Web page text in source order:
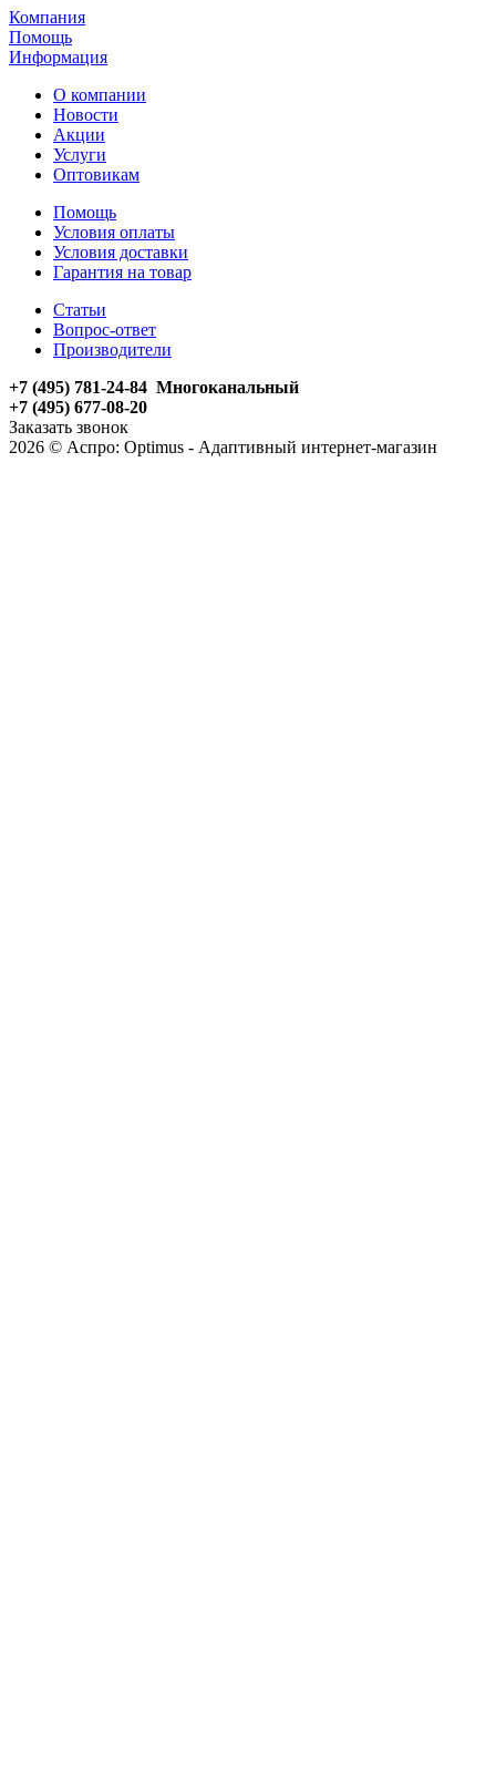
Компания
Помощь
Информация
О компании
Новости
Акции
Услуги
Оптовикам
Помощь
Условия оплаты
Условия доставки
Гарантия на товар
Статьи
Вопрос-ответ
Производители
+7 (495) 781-24-84 Многоканальный
+7 (495) 677-08-20
Заказать звонок
2026 © Аспро: Optimus - Адаптивный интернет-магазин